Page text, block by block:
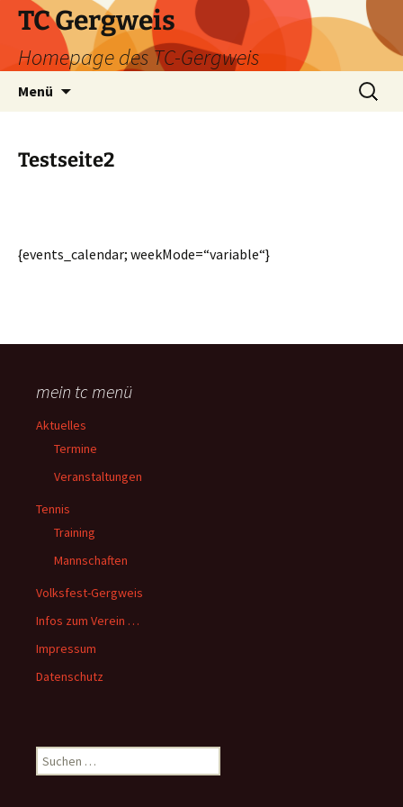
Zum
Inhalt
springen
TC Gergweis
Homepage des TC-Gergweis
Menü
Suchen
nach:
Testseite2
{events_calendar; weekMode=“variable“}
mein tc menü
Aktuelles
Termine
Veranstaltungen
Tennis
Training
Mannschaften
Volksfest-Gergweis
Infos zum Verein …
Impressum
Datenschutz
Suchen
nach: